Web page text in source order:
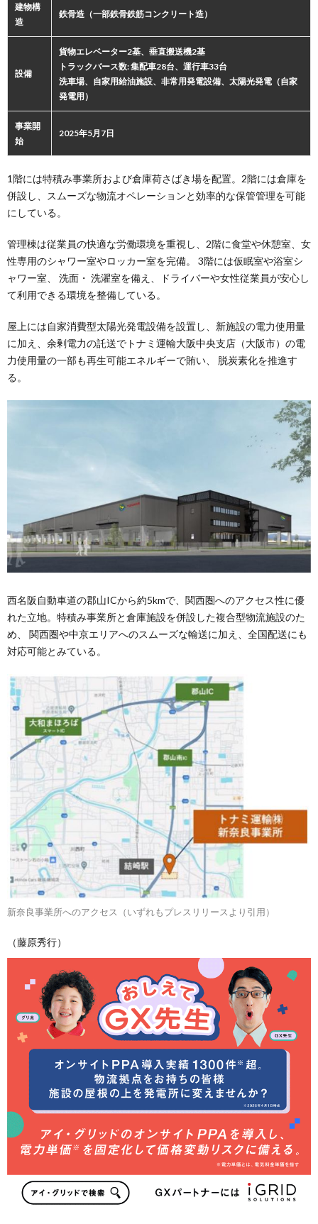
建物構
造
鉄骨造（一部鉄骨鉄筋コンクリート造）
設備
貨物エレベーター2基、垂直搬送機2基
トラックバース数: 集配車28台、運行車33台
洗車場、自家用給油施設、非常用発電設備、太陽光発電（自家
発電用）
事業開
始
2025年5月7日
1階には特積み事業所および倉庫荷さばき場を配置。2階には倉庫を
併設し、スムーズな物流オペレーションと効率的な保管管理を可能
にしている。
管理棟は従業員の快適な労働環境を重視し、2階に食堂や休憩室、女
性専用のシャワー室やロッカー室を完備。 3階には仮眠室や浴室シ
ャワー室、 洗面・ 洗濯室を備え、ドライバーや女性従業員が安心し
て利用できる環境を整備している。
屋上には自家消費型太陽光発電設備を設置し、新施設の電力使用量
に加え、余剰電力の託送でトナミ運輸大阪中央支店（大阪市）の電
力使用量の一部も再生可能エネルギーで賄い、 脱炭素化を推進す
る。
西名阪自動車道の郡山ICから約5kmで、関西圏へのアクセス性に優
れた立地。特積み事業所と倉庫施設を併設した複合型物流施設のた
め、 関西圏や中京エリアへのスムーズな輸送に加え、全国配送にも
対応可能とみている。
新奈良事業所へのアクセス（いずれもプレスリリースより引用）
（藤原秀行）